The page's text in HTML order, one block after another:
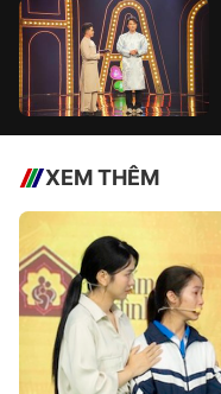
XEM THÊM